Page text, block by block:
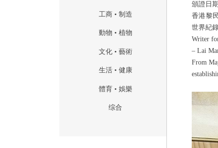
工商 • 制造
動物 • 植物
文化 • 藝術
生活 • 健康
體育 • 娛樂
综合
頒證日
香港黎
世界紀
Writer
– Lai
From